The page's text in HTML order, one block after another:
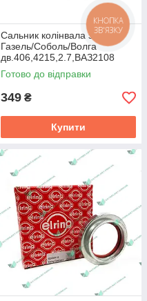
Сальник колінвала задн.
Газель/Соболь/Волга
дв.406,4215,2.7,ВАЗ2108
(80x100x10) ACM Кременчук
4062.1005160-01
Готово до відправки
349 ₴
Купити
КНОПКА
ЗВ'ЯЗКУ